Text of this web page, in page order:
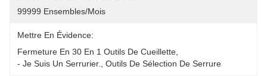
99999 Ensembles/mois
Mettre En Évidence:
Fermeture En 30 En 1 Outils De Cueillette
- Je Suis Un Serrurier.
Outils De Sélection De Serrure